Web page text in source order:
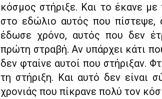
κόσμος στήριξε. Και το έκανε
στο εδώλιο αυτός που πίστεψε,
έδωσε χρόνο, αυτός που δεν
πρώτη στραβή. Αν υπάρχει κάτι
δεν φταίνε αυτοί που στήριξαν.
τη στήριξη. Και αυτό δεν είναι
χρονιάς που πίκρανε πολύ τον